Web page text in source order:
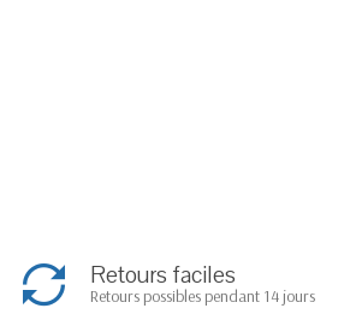
Retours faciles
Retours possibles pendant 14 jours